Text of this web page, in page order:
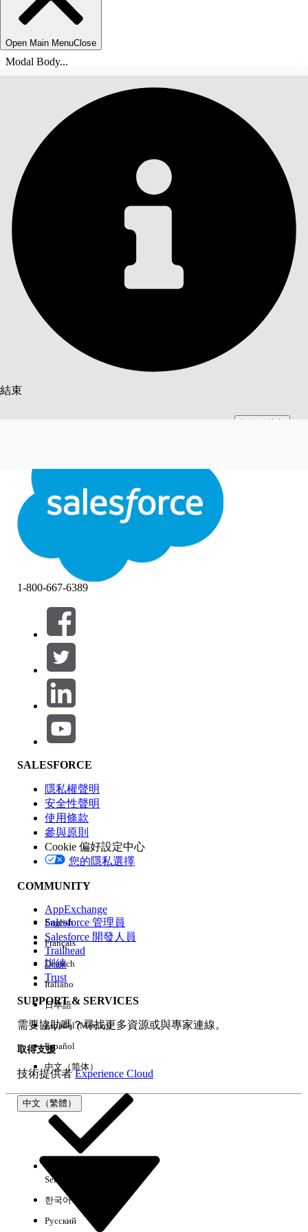
Open Main MenuClose
Modal Body...
結束
結束
目錄
篩選器 (0)
選取篩選
產品區域
功能影響
版本
經驗
1-800-667-6389
SALESFORCE
隱私權聲明
安全性聲明
使用條款
參與原則
Cookie 偏好設定中心
您的隱私選擇
COMMUNITY
AppExchange
Salesforce 管理員
Salesforce 開發人員
Trailhead
訓練
Trust
SUPPORT & SERVICES
需要協助嗎？尋找更多資源或與專家連線。
取得支援
技術提供者Experience Cloud
中文（繁體）
English
Français
Deutsch
Italiano
日本語
Español (México)
Español
中文（简体）
Select Org
한국어
Русский